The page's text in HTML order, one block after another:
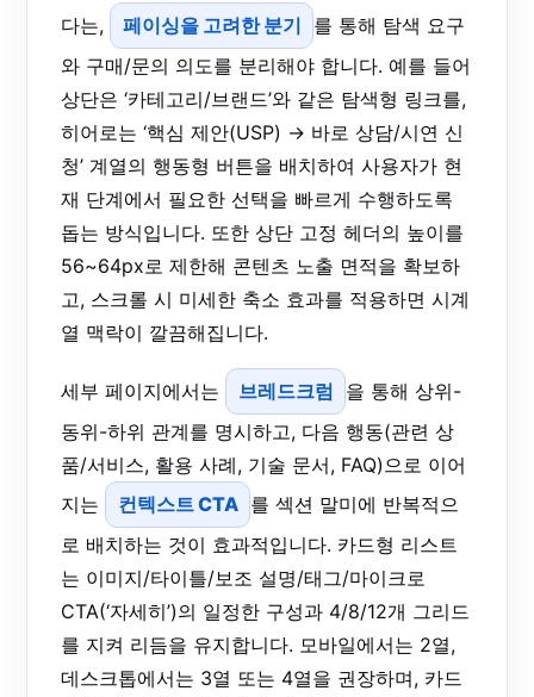
다는, 페이싱을 고려한 분기
를 통해 탐색 요구
와 구매/문의 의도를 분리해야 합니다. 예를 들어
상단은 ‘카테고리/브랜드’와 같은 탐색형 링크를,
히어로는 ‘핵심 제안(USP) → 바로 상담/시연 신
청’ 계열의 행동형 버튼을 배치하여 사용자가 현
재 단계에서 필요한 선택을 빠르게 수행하도록
돕는 방식입니다. 또한 상단 고정 헤더의 높이를
56~64px로 제한해 콘텐츠 노출 면적을 확보하
고, 스크롤 시 미세한 축소 효과를 적용하면 시계
열 맥락이 깔끔해집니다.
세부 페이지에서는 브레드크럼
을 통해 상위-
동위-하위 관계를 명시하고, 다음 행동(관련 상
품/서비스, 활용 사례, 기술 문서, FAQ)으로 이어
지는
컨텍스트 CTA 를 섹션 말미에 반복적으
로 배치하는 것이 효과적입니다. 카드형 리스트
는 이미지/타이틀/보조 설명/태그/마이크로
CTA(‘자세히’)의 일정한 구성과 4/8/12개 그리드
를 지켜 리듬을 유지합니다. 모바일에서는 2열,
데스크톱에서는 3열 또는 4열을 권장하며, 카드